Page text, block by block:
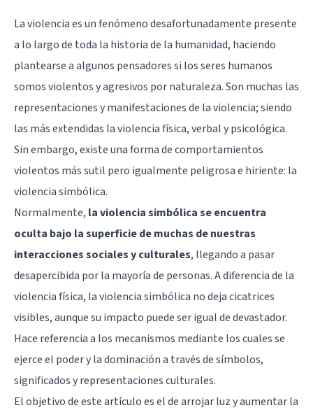
La violencia es un fenómeno desafortunadamente presente
a lo largo de toda la historia de la humanidad, haciendo
plantearse a algunos pensadores si los seres humanos
somos violentos y agresivos por naturaleza. Son muchas las
representaciones y manifestaciones de la violencia; siendo
las más extendidas la violencia física, verbal y psicológica.
Sin embargo, existe una forma de comportamientos
violentos más sutil pero igualmente peligrosa e hiriente: la
violencia simbólica.
Normalmente, la violencia simbólica se encuentra
oculta bajo la superficie de muchas de nuestras
interacciones sociales y culturales, llegando a pasar
desapercibida por la mayoría de personas. A diferencia de la
violencia física, la violencia simbólica no deja cicatrices
visibles, aunque su impacto puede ser igual de devastador.
Hace referencia a los mecanismos mediante los cuales se
ejerce el poder y la dominación a través de símbolos,
significados y representaciones culturales.
El objetivo de este artículo es el de arrojar luz y aumentar la